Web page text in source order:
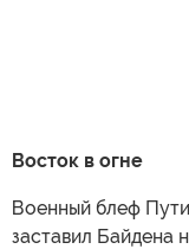
Восток в огне
Военный блеф
заставил Байдена